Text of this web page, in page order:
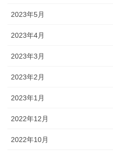
2023年5月
2023年4月
2023年3月
2023年2月
2023年1月
2022年12月
2022年10月